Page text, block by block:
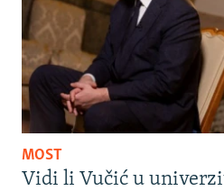
MOST
Vidi li Vučić u